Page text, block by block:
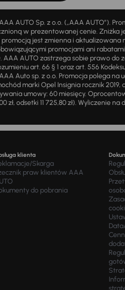
AUTO Sp. z o.o. („AAA AUTO”).
w prezentowanej cenie. Zniżka
jest zmienna i
promocjami ani
AUTO zastrzega sobie prawo
art. 66 § 1 oraz art. 556
Auto sp. z o.o. Promocja polega na
marki Opel Insignia rocznik 2019,
umowy: 60 miesięcy.
odsetki 11 725,80 zł). Wyliczenie
klienta
Skarga
praw klientów AAA
do pobrania